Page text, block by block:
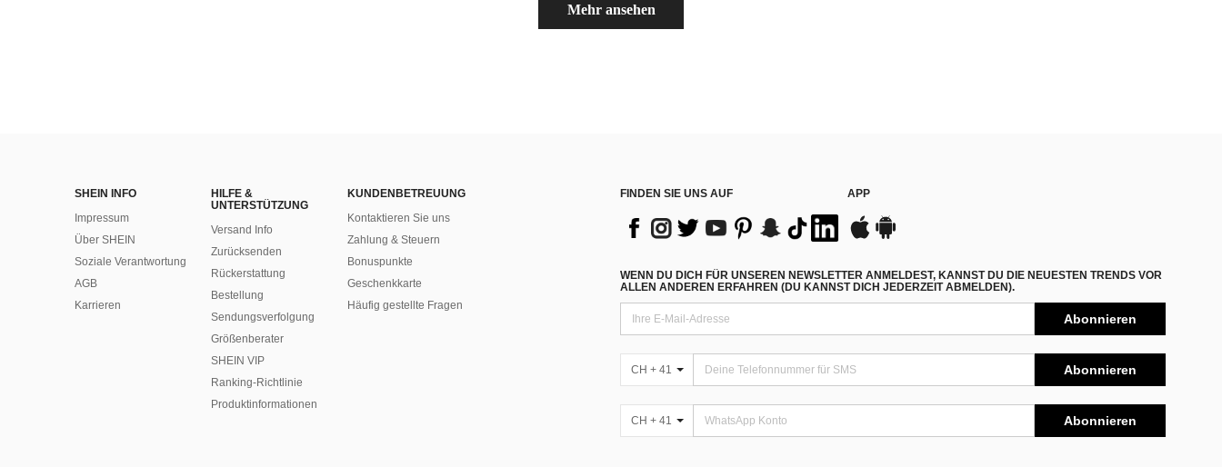
Mehr ansehen
SHEIN INFO
Impressum
Über SHEIN
Soziale Verantwortung
AGB
Karrieren
HILFE &
UNTERSTÜTZUNG
Versand Info
Zurücksenden
Rückerstattung
Bestellung
Sendungsverfolgung
Größenberater
SHEIN VIP
Ranking-Richtlinie
​Produktinformationen
KUNDENBETREUUNG
Kontaktieren Sie uns
Zahlung & Steuern
Bonuspunkte
Geschenkkarte
Häufig gestellte Fragen
FINDEN SIE UNS AUF APP
WENN DU DICH FÜR UNSEREN NEWSLETTER ANMELDEST, KANNST DU DIE NEUESTEN TRENDS VOR
ALLEN ANDEREN ERFAHREN (DU KANNST DICH JEDERZEIT ABMELDEN).
Abonnieren
CH + 41 Abonnieren
CH + 41 Abonnieren